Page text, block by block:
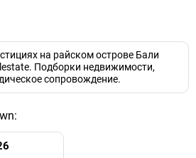
на райском острове Бали
Подборки недвижимости,
сопровождение.